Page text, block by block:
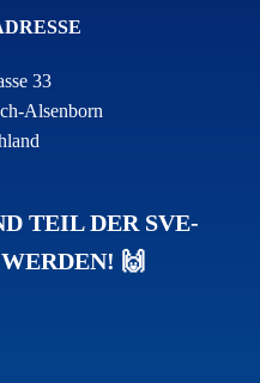
33
Alsenborn
TEIL DER SVE-
🙌